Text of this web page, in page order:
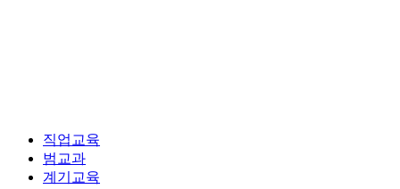
직업교육
범교과
계기교육